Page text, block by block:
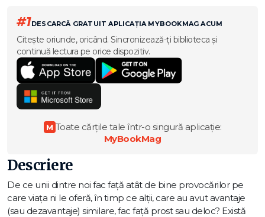
#1DESCARCĂ GRATUIT APLICAȚIA MYBOOKMAG ACUM
Citește oriunde, oricând. Sincronizează-ți biblioteca și
continuă lectura pe orice dispozitiv.
M Toate cărțile tale într-o singură aplicație:
MyBookMag
Descriere
De ce unii dintre noi fac față atât de bine provocărilor pe
care viața ni le oferă, în timp ce alții, care au avut avantaje
(sau dezavantaje) similare, fac față prost sau deloc? Există